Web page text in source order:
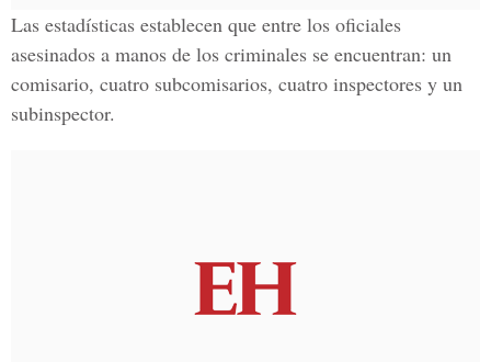
Las estadísticas establecen que entre los oficiales
asesinados a manos de los criminales se encuentran: un
comisario, cuatro subcomisarios, cuatro inspectores y un
subinspector.